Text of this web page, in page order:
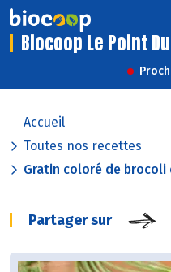
Biocoop Le Point
Accueil
Toutes nos recettes
Gratin coloré de brocoli
Partager sur